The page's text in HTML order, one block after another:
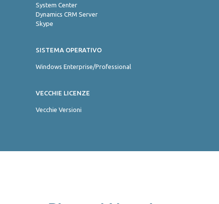
System Center
Dynamics CRM Server
Skype
SISTEMA OPERATIVO
Windows Enterprise/Professional
VECCHIE LICENZE
Vecchie Versioni